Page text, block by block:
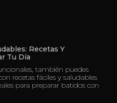
Recetas Y
Tu Día
también puedes
recetas fáciles y saludables
para preparar batidos con